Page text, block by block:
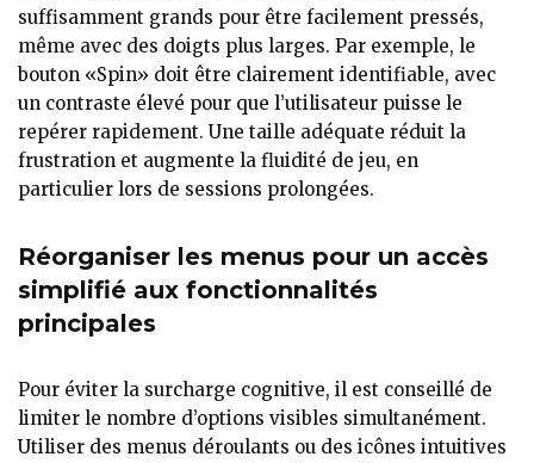
suffisamment grands pour être facilement pressés,
même avec des doigts plus larges. Par exemple, le
bouton «Spin» doit être clairement identifiable, avec
un contraste élevé pour que l’utilisateur puisse le
repérer rapidement. Une taille adéquate réduit la
frustration et augmente la fluidité de jeu, en
particulier lors de sessions prolongées.
Réorganiser les menus pour un accès
simplifié aux fonctionnalités
principales
Pour éviter la surcharge cognitive, il est conseillé de
limiter le nombre d’options visibles simultanément.
Utiliser des menus déroulants ou des icônes intuitives